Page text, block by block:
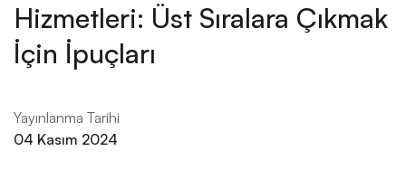
Hizmetleri: Üst Sıralara Çıkmak
İçin İpuçları
Yayınlanma Tarihi
04 Kasım 2024